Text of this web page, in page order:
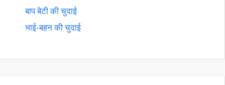
बाप बेटी की चुदाई
भाई-बहन की चुदाई